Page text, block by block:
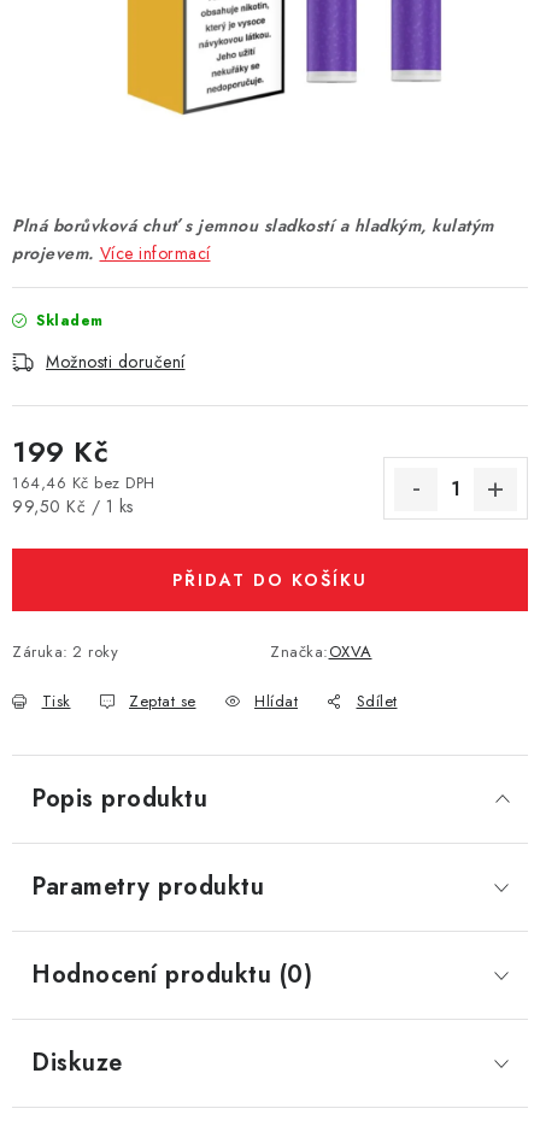
BATERIE A NABÍJEČKY
PŘÍSLUŠENSTVÍ
ZNAČKY
Vše o nákupu Jak reklamovat či vrátit zboží
Recenze
Kontakty
Plná borůvková chuť s jemnou sladkostí a hladkým, kulatým
projevem. Více informací
Skladem
Možnosti doručení
199 Kč
164,46 Kč bez DPH
Měrná cena:
99,50 Kč / 1 ks
PŘIDAT DO KOŠÍKU
Záruka: 2 roky Značka:OXVA
Tisk Zeptat se Hlídat Sdílet
Popis produktu
Parametry produktu
Hodnocení produktu (0)
Diskuze